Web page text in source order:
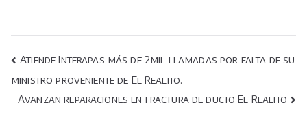
Navegación
de
entradas
Atiende Interapas más de 2mil llamadas por falta de su
ministro proveniente de El Realito.
Avanzan reparaciones en fractura de ducto El Realito